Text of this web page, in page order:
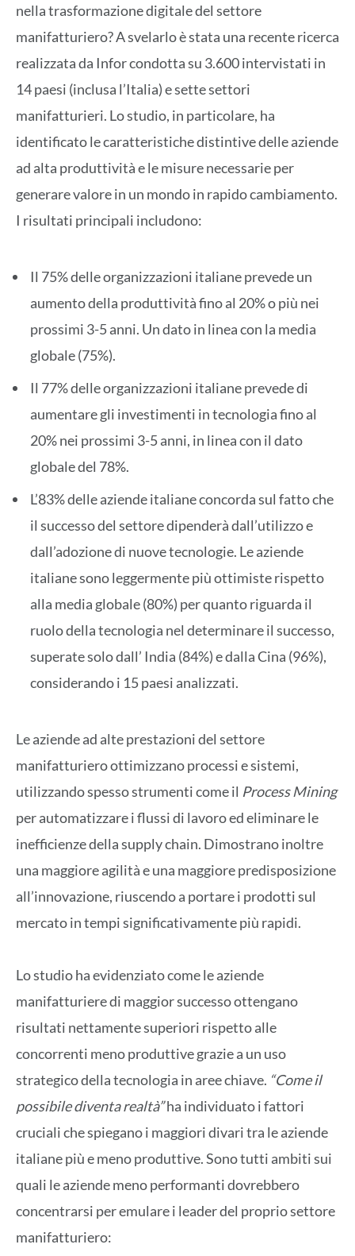
nella trasformazione digitale del settore
manifatturiero? A svelarlo è stata una recente ricerca
realizzata da Inforcondotta su 3.600 intervistati in
14 paesi (inclusa l’Italia) e sette settori
manifatturieri. Lo studio, in particolare, ha
identificato le caratteristiche distintive delle aziende
ad alta produttività e le misure necessarie per
generare valore in un mondo in rapido cambiamento.
I risultati principali includono:
Il 75% delle organizzazioni italiane prevede un
aumento della produttività fino al 20% o più nei
prossimi 3-5 anni. Un dato in linea con la media
globale (75%).
Il 77% delle organizzazioni italiane prevede di
aumentare gli investimenti in tecnologia fino al
20% nei prossimi 3-5 anni, in linea con il dato
globale del 78%.
L’83% delle aziende italiane concorda sul fatto che
il successo del settore dipenderà dall’utilizzo e
dall’adozione di nuove tecnologie. Le aziende
italiane sono leggermente più ottimiste rispetto
alla media globale (80%) per quanto riguarda il
ruolo della tecnologia nel determinare il successo,
superate solo dall’ India (84%) e dalla Cina (96%),
considerando i 15 paesi analizzati.
Le aziende ad alte prestazioni del settore
manifatturiero ottimizzano processi e sistemi,
utilizzando spesso strumenti come il Process Mining
per automatizzare i flussi di lavoro ed eliminare le
inefficienze della supply chain. Dimostrano inoltre
una maggiore agilità e una maggiore predisposizione
all’innovazione, riuscendo a portare i prodotti sul
mercato in tempi significativamente più rapidi.
Lo studio ha evidenziato come le aziende
manifatturiere di maggior successo ottengano
risultati nettamente superiori rispetto alle
concorrenti meno produttive grazie a un uso
strategico della tecnologia in aree chiave. “Come il
possibile diventa realtà”ha individuato i fattori
cruciali che spiegano i maggiori divari tra le aziende
italiane più e meno produttive. Sono tutti ambiti sui
quali le aziende meno performanti dovrebbero
concentrarsi per emulare i leader del proprio settore
manifatturiero: